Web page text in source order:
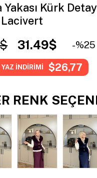
Yakası Kürk
31.49$ 25
YAZ İNDİRİMİ $26,77
RENK